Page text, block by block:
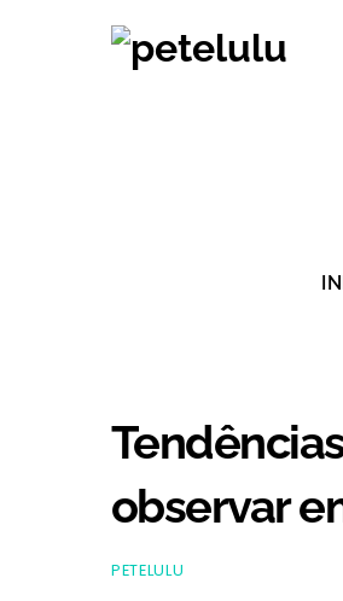
observar
PETELULU